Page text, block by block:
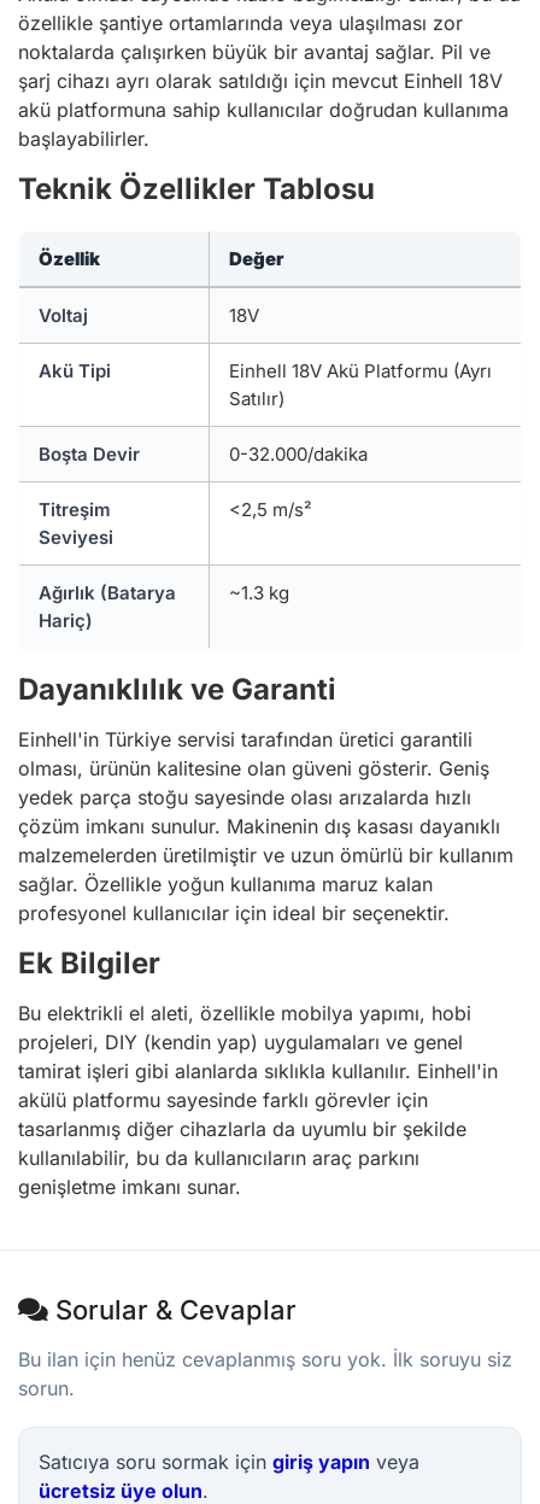
özellikle şantiye ortamlarında veya ulaşılması zor
noktalarda çalışırken büyük bir avantaj sağlar. Pil ve
şarj cihazı ayrı olarak satıldığı için mevcut Einhell 18V
akü platformuna sahip kullanıcılar doğrudan kullanıma
başlayabilirler.
Teknik Özellikler Tablosu
Özellik Değer
Voltaj 18V
Akü Tipi
Einhell 18V Akü Platformu (Ayrı
Satılır)
Boşta Devir 0-32.000/dakika
Titreşim
Seviyesi
<2,5 m/s²
Ağırlık (Batarya
Hariç)
~1.3 kg
Dayanıklılık ve Garanti
Einhell'in Türkiye servisi tarafından üretici garantili
olması, ürünün kalitesine olan güveni gösterir. Geniş
yedek parça stoğu sayesinde olası arızalarda hızlı
çözüm imkanı sunulur. Makinenin dış kasası dayanıklı
malzemelerden üretilmiştir ve uzun ömürlü bir kullanım
sağlar. Özellikle yoğun kullanıma maruz kalan
profesyonel kullanıcılar için ideal bir seçenektir.
Ek Bilgiler
Bu elektrikli el aleti, özellikle mobilya yapımı, hobi
projeleri, DIY (kendin yap) uygulamaları ve genel
tamirat işleri gibi alanlarda sıklıkla kullanılır. Einhell'in
akülü platformu sayesinde farklı görevler için
tasarlanmış diğer cihazlarla da uyumlu bir şekilde
kullanılabilir, bu da kullanıcıların araç parkını
genişletme imkanı sunar.
Sorular & Cevaplar
Bu ilan için henüz cevaplanmış soru yok. İlk soruyu siz
sorun.
Satıcıya soru sormak için giriş yapın veya
ücretsiz üye olun.